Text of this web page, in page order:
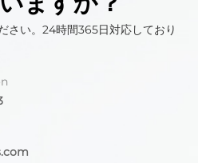
さい。24時間365日対応しており